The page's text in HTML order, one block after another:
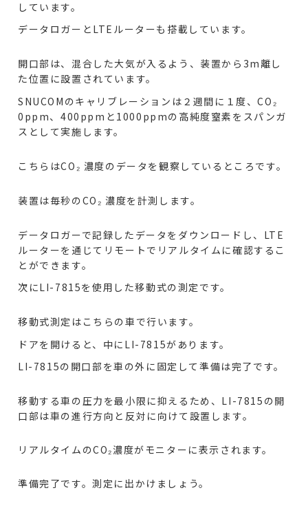
しています。
データロガーとLTEルーターも搭載しています。
開口部は、混合した大気が入るよう、装置から3m離し
た位置に設置されています。
SNUCOMのキャリブレーションは２週間に１度、CO₂
0ppm、400ppmと1000ppmの高純度窒素をスパンガ
スとして実施します。
こちらはCO₂ 濃度のデータを観察しているところです。
装置は毎秒のCO₂ 濃度を計測します。
データロガーで記録したデータをダウンロードし、LTE
ルーターを通じてリモートでリアルタイムに確認するこ
とができます。
次にLI-7815を使用した移動式の測定です。
移動式測定はこちらの車で行います。
ドアを開けると、中にLI-7815があります。
LI-7815の開口部を車の外に固定して準備は完了です。
移動する車の圧力を最小限に抑えるため、LI-7815の開
口部は車の進行方向と反対に向けて設置します。
リアルタイムのCO₂濃度がモニターに表示されます。
準備完了です。測定に出かけましょう。